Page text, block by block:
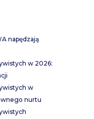
napędzają
w 2026:
w
nurtu